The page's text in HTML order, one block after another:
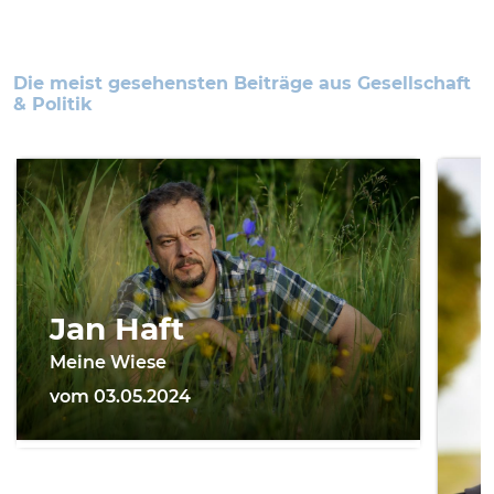
Die meist gesehensten Beiträge aus Gesellschaft
& Politik
Jan Haft
Meine Wiese
vom 03.05.2024